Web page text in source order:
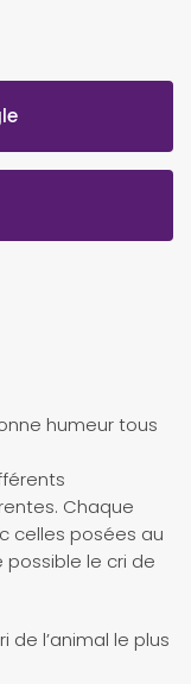
humeur tous
Chaque
celles posées au
le cri de
de l’animal le plus